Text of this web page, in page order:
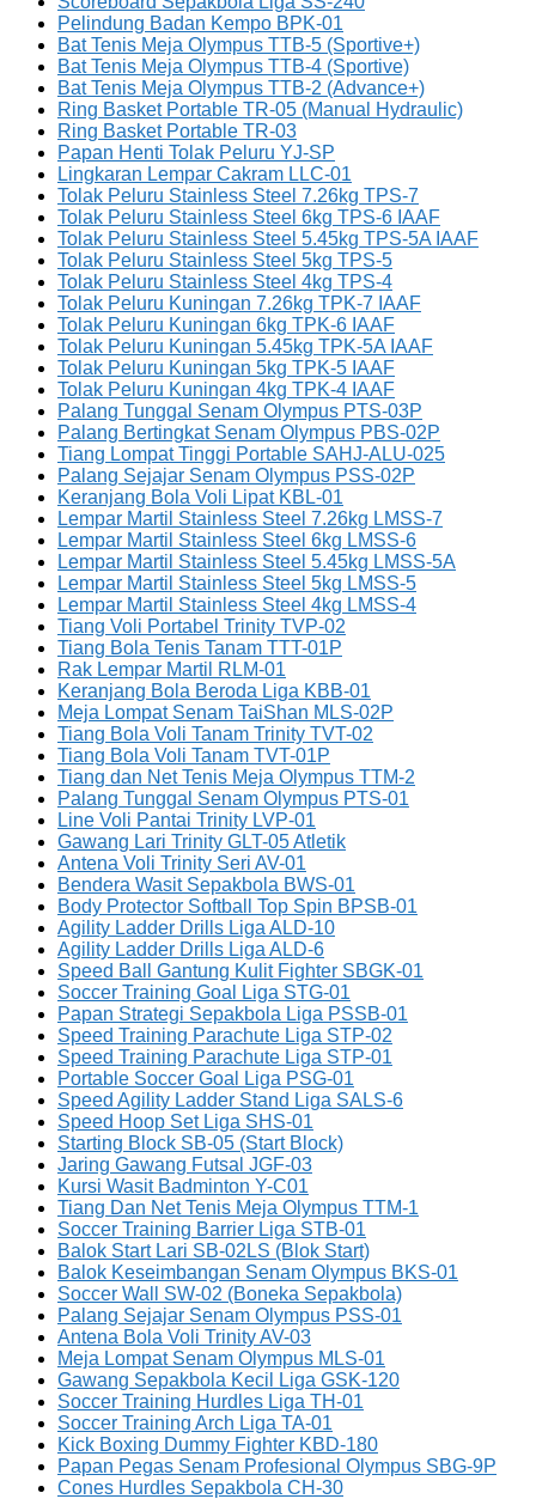
Pelindung Badan Kempo BPK-01
Bat Tenis Meja Olympus TTB-5 (Sportive+)
Bat Tenis Meja Olympus TTB-4 (Sportive)
Bat Tenis Meja Olympus TTB-2 (Advance+)
Ring Basket Portable TR-05 (Manual Hydraulic)
Ring Basket Portable TR-03
Papan Henti Tolak Peluru YJ-SP
Lingkaran Lempar Cakram LLC-01
Tolak Peluru Stainless Steel 7.26kg TPS-7
Tolak Peluru Stainless Steel 6kg TPS-6 IAAF
Tolak Peluru Stainless Steel 5.45kg TPS-5A IAAF
Tolak Peluru Stainless Steel 5kg TPS-5
Tolak Peluru Stainless Steel 4kg TPS-4
Tolak Peluru Kuningan 7.26kg TPK-7 IAAF
Tolak Peluru Kuningan 6kg TPK-6 IAAF
Tolak Peluru Kuningan 5.45kg TPK-5A IAAF
Tolak Peluru Kuningan 5kg TPK-5 IAAF
Tolak Peluru Kuningan 4kg TPK-4 IAAF
Palang Tunggal Senam Olympus PTS-03P
Palang Bertingkat Senam Olympus PBS-02P
Tiang Lompat Tinggi Portable SAHJ-ALU-025
Palang Sejajar Senam Olympus PSS-02P
Keranjang Bola Voli Lipat KBL-01
Lempar Martil Stainless Steel 7.26kg LMSS-7
Lempar Martil Stainless Steel 6kg LMSS-6
Lempar Martil Stainless Steel 5.45kg LMSS-5A
Lempar Martil Stainless Steel 5kg LMSS-5
Lempar Martil Stainless Steel 4kg LMSS-4
Tiang Voli Portabel Trinity TVP-02
Tiang Bola Tenis Tanam TTT-01P
Rak Lempar Martil RLM-01
Keranjang Bola Beroda Liga KBB-01
Meja Lompat Senam TaiShan MLS-02P
Tiang Bola Voli Tanam Trinity TVT-02
Tiang Bola Voli Tanam TVT-01P
Tiang dan Net Tenis Meja Olympus TTM-2
Palang Tunggal Senam Olympus PTS-01
Line Voli Pantai Trinity LVP-01
Gawang Lari Trinity GLT-05 Atletik
Antena Voli Trinity Seri AV-01
Bendera Wasit Sepakbola BWS-01
Body Protector Softball Top Spin BPSB-01
Agility Ladder Drills Liga ALD-10
Agility Ladder Drills Liga ALD-6
Speed Ball Gantung Kulit Fighter SBGK-01
Soccer Training Goal Liga STG-01
Papan Strategi Sepakbola Liga PSSB-01
Speed Training Parachute Liga STP-02
Speed Training Parachute Liga STP-01
Portable Soccer Goal Liga PSG-01
Speed Agility Ladder Stand Liga SALS-6
Speed Hoop Set Liga SHS-01
Starting Block SB-05 (Start Block)
Jaring Gawang Futsal JGF-03
Kursi Wasit Badminton Y-C01
Tiang Dan Net Tenis Meja Olympus TTM-1
Soccer Training Barrier Liga STB-01
Balok Start Lari SB-02LS (Blok Start)
Balok Keseimbangan Senam Olympus BKS-01
Soccer Wall SW-02 (Boneka Sepakbola)
Palang Sejajar Senam Olympus PSS-01
Antena Bola Voli Trinity AV-03
Meja Lompat Senam Olympus MLS-01
Gawang Sepakbola Kecil Liga GSK-120
Soccer Training Hurdles Liga TH-01
Soccer Training Arch Liga TA-01
Kick Boxing Dummy Fighter KBD-180
Papan Pegas Senam Profesional Olympus SBG-9P
Cones Hurdles Sepakbola CH-30